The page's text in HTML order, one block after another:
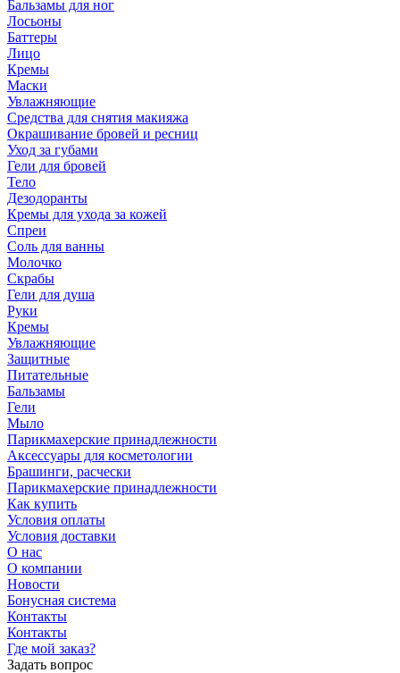
Бальзамы для ног
Лосьоны
Баттеры
Лицо
Кремы
Маски
Увлажняющие
Средства для снятия макияжа
Окрашивание бровей и ресниц
Уход за губами
Гели для бровей
Тело
Дезодоранты
Кремы для ухода за кожей
Спреи
Соль для ванны
Молочко
Скрабы
Гели для душа
Руки
Кремы
Увлажняющие
Защитные
Питательные
Бальзамы
Гели
Мыло
Парикмахерские принадлежности
Аксессуары для косметологии
Брашинги, расчески
Парикмахерские принадлежности
Как купить
Условия оплаты
Условия доставки
О нас
О компании
Новости
Бонусная система
Контакты
Контакты
Где мой заказ?
Задать вопрос